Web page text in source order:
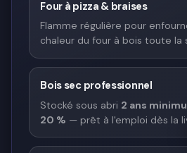
Four à pizza & braises
Flamme régulière pour
chaleur du four à bois toute la
Bois sec professionnel
Stocké sous abri 2 ans
20 % — prêt à l'emploi dès la